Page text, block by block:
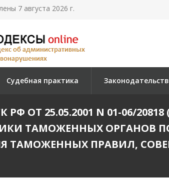
7 августа 2026 г.
Судебная практика
ОТ 25.05.2001 N 01-06/
ТАМОЖЕННЫХ ОРГАНОВ
ТАМОЖЕННЫХ ПРАВИЛ,